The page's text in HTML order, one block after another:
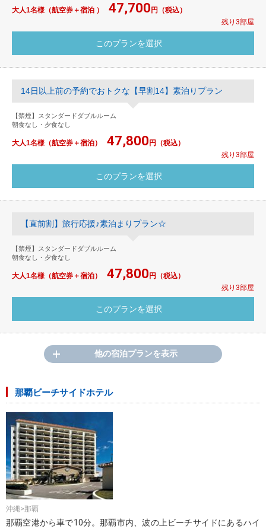
大人1名様（航空券＋宿泊 ） 47,700 円（税込）
残り3部屋
14日以上前の予約でおトクな【早割14】素泊りプラン
【禁煙】スタンダードダブルルーム
朝食なし・夕食なし
大人1名様（航空券＋宿泊） 47,800 円（税込）
残り3部屋
【直前割】旅行応援♪素泊まりプラン☆
【禁煙】スタンダードダブルルーム
朝食なし・夕食なし
大人1名様（航空券＋宿泊） 47,800 円（税込）
残り3部屋
他の宿泊プランを表示
那覇ビーチサイドホテル
沖縄>那覇
那覇空港から車で10分。那覇市内、波の上ビーチサイドにあるハイ